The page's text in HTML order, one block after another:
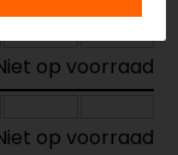
op voorraad
op voorraad